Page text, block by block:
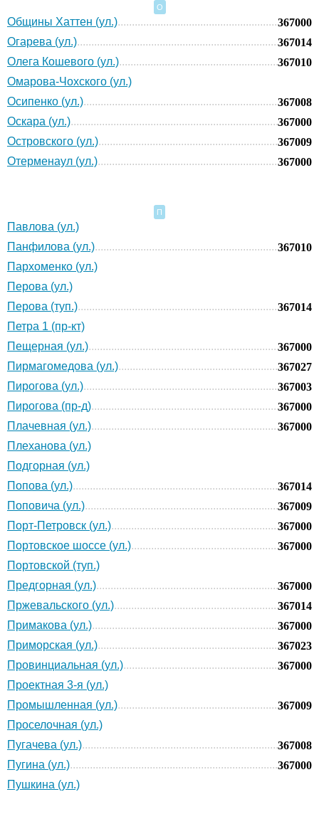
О
Общины Хаттен (ул.)
367000
Огарева (ул.)
367014
Олега Кошевого (ул.)
367010
Омарова-Чохского (ул.)
Осипенко (ул.)
367008
Оскара (ул.)
367000
Островского (ул.)
367009
Отерменаул (ул.)
367000
П
Павлова (ул.)
Панфилова (ул.)
367010
Пархоменко (ул.)
Перова (ул.)
Перова (туп.)
367014
Петра 1 (пр-кт)
Пещерная (ул.)
367000
Пирмагомедова (ул.)
367027
Пирогова (ул.)
367003
Пирогова (пр-д)
367000
Плачевная (ул.)
367000
Плеханова (ул.)
Подгорная (ул.)
Попова (ул.)
367014
Поповича (ул.)
367009
Порт-Петровск (ул.)
367000
Портовское шоссе (ул.)
367000
Портовской (туп.)
Предгорная (ул.)
367000
Пржевальского (ул.)
367014
Примакова (ул.)
367000
Приморская (ул.)
367023
Провинциальная (ул.)
367000
Проектная 3-я (ул.)
Промышленная (ул.)
367009
Проселочная (ул.)
Пугачева (ул.)
367008
Пугина (ул.)
367000
Пушкина (ул.)